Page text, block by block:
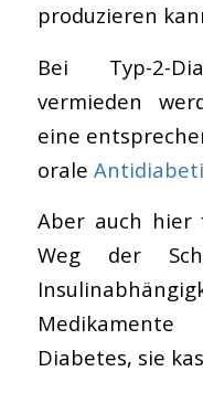
produzieren
Bei Typ-2-
vermieden
eine
orale
Aber auch hier
Weg der
Diabetes, sie